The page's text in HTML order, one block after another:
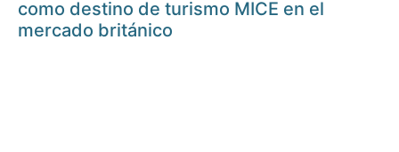
como destino de turismo MICE en el
mercado británico